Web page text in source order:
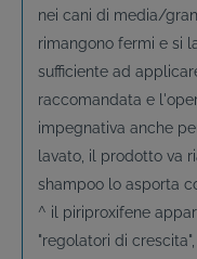
nei cani di media/
rimangono fermi e si
sufficiente ad
raccomandata e
impegnativa anche
lavato, il prodotto va
shampoo lo asporta
^ il piriproxifene
"regolatori di